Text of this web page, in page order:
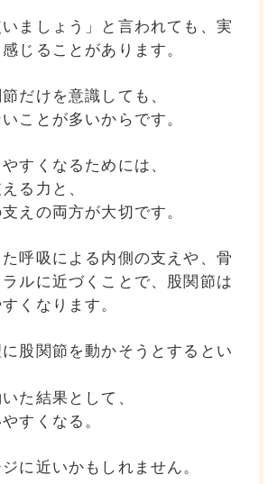
いましょう」と言われても、 実
じることがあります。
だけを意識しても、
ことが多いからです。
すくなるためには、
る力と、
えの両方が大切です。
呼吸による内側の支えや、 骨
ルに近づくことで、 股関節は
くなります。
股関節を動かそうとするとい
た結果として、
すくなる。
に近いかもしれません。